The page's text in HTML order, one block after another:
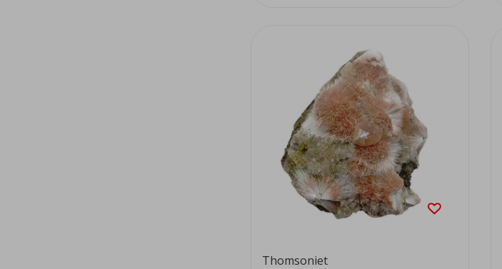
Thomsoniet